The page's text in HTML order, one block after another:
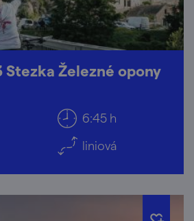
Stezka Železné opony
6:45 h
liniová